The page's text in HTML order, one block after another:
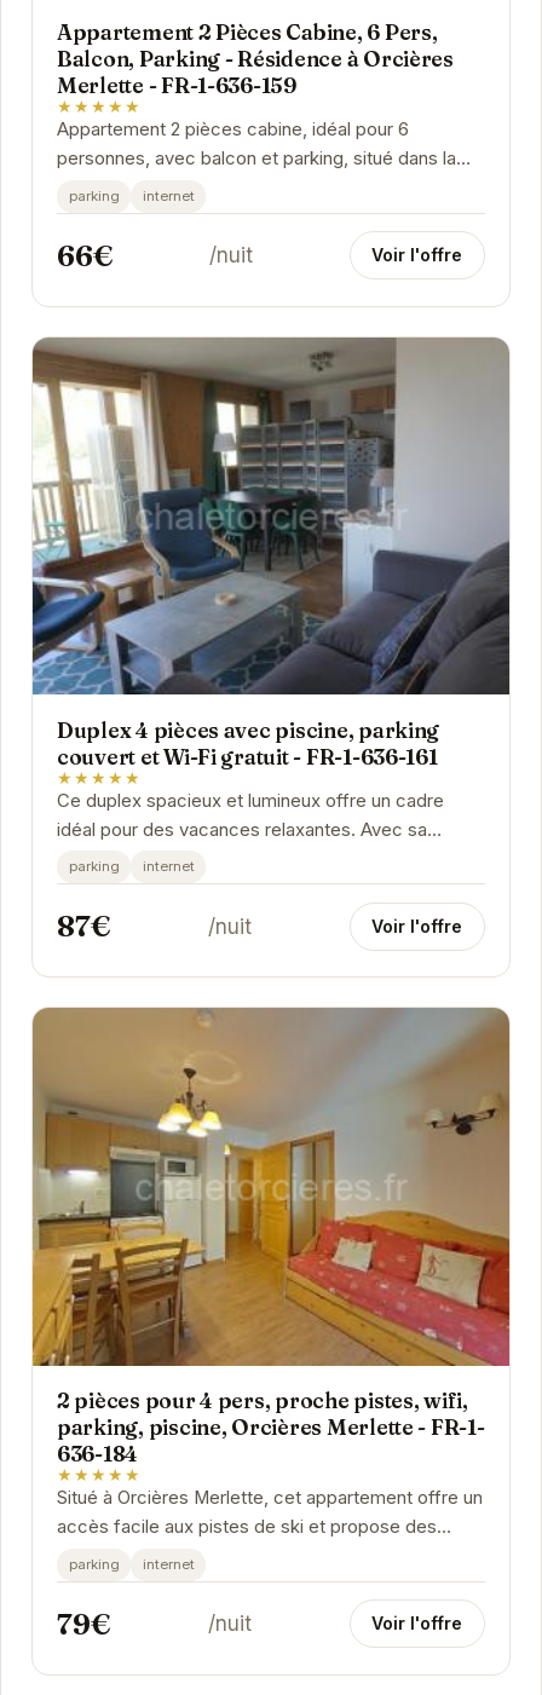
Appartement 2 Pièces Cabine, 6 Pers,
Balcon, Parking - Résidence à Orcières
Merlette - FR-1-636-159
★★★★★
Appartement 2 pièces cabine, idéal pour 6
personnes, avec balcon et parking, situé dans la
charmante station d'Orcières Merlette. Profitez
d'un...
parking internet
66€ /nuit Voir l'offre
Duplex 4 pièces avec piscine, parking
couvert et Wi-Fi gratuit - FR-1-636-161
★★★★★
Ce duplex spacieux et lumineux offre un cadre
idéal pour des vacances relaxantes. Avec sa
piscine, son parking couvert et sa connexion Wi-
Fi...
parking internet
87€ /nuit Voir l'offre
2 pièces pour 4 pers, proche pistes, wifi,
parking, piscine, Orcières Merlette - FR-1-
636-184
★★★★★
Situé à Orcières Merlette, cet appartement offre un
accès facile aux pistes de ski et propose des
équipements tels que le wifi, un parking et...
parking internet
79€ /nuit Voir l'offre